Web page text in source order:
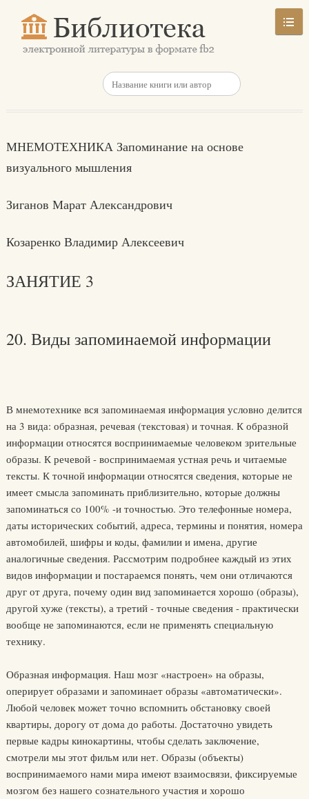
МНЕМОТЕХНИКА Запоминание на основе
визуального мышления
Зиганов Марат Александрович
Козаренко Владимир Алексеевич
ЗАНЯТИЕ 3
20. Виды запоминаемой информации
В мнемотехнике вся запоминаемая информация условно делится
на 3 вида: образная, речевая (текстовая) и точная. К образной
информации относятся воспринимаемые человеком зрительные
образы. К речевой - воспринимаемая устная речь и читаемые
тексты. К точной информации относятся сведения, которые не
имеет смысла запоминать приблизительно, которые должны
запоминаться со 100% -и точностью. Это телефонные номера,
даты исторических событий, адреса, термины и понятия, номера
автомобилей, шифры и коды, фамилии и имена, другие
аналогичные сведения. Рассмотрим подробнее каждый из этих
видов информации и постараемся понять, чем они отличаются
друг от друга, почему один вид запоминается хорошо (образы),
другой хуже (тексты), а третий - точные сведения - практически
вообще не запоминаются, если не применять специальную
технику.
Образная информация. Наш мозг «настроен» на образы,
оперирует образами и запоминает образы «автоматически».
Любой человек может точно вспомнить обстановку своей
квартиры, дорогу от дома до работы. Достаточно увидеть
первые кадры кинокартины, чтобы сделать заключение,
смотрели мы этот фильм или нет. Образы (объекты)
воспринимаемого нами мира имеют взаимосвязи, фиксируемые
мозгом без нашего сознательного участия и хорошо